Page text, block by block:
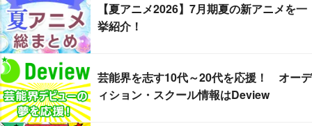
【夏アニメ2026】7月期夏の新アニメを一
挙紹介！
芸能界を志す10代～20代を応援！ オーデ
ィション・スクール情報はDeview